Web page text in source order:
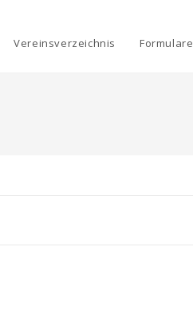
Vereinsverzeichnis Formulare